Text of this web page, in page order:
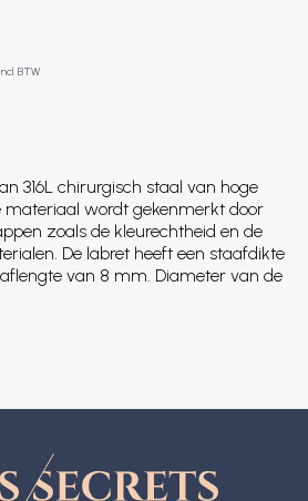
Incl. BTW
316L chirurgisch staal van hoge
materiaal wordt gekenmerkt door
zoals de kleurechtheid en de
De labret heeft een staafdikte
van 8 mm. Diameter van de